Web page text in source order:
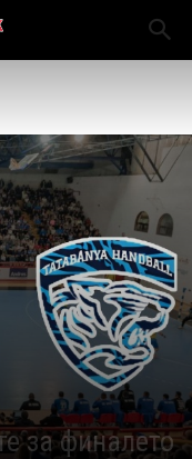
за финалето